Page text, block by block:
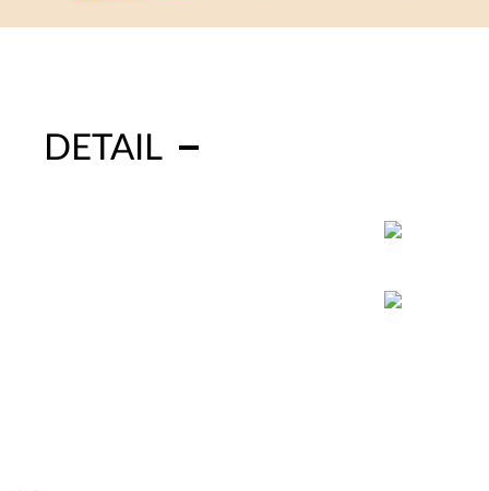
DETAIL